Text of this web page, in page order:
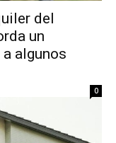
del
un
algunos
0